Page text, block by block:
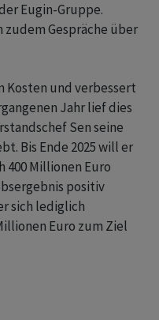
Eugin-Gruppe.
Gespräche über
Kosten und verbessert
Jahr lief dies
Sen seine
Bis Ende 2025 will er
400 Millionen Euro
positiv
sich lediglich
Euro zum Ziel